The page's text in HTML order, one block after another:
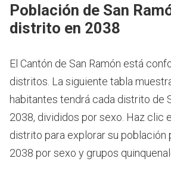
Población de San
distrito en 2038
El Cantón de San Ramón está
distritos. La siguiente tabla
habitantes tendrá cada distrito de
2038, divididos por sexo. Haz clic
distrito para explorar su población
2038 por sexo y grupos